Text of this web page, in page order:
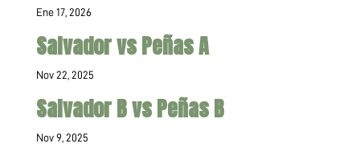
Ene 17, 2026
Salvador vs Peñas A
Nov 22, 2025
Salvador B vs Peñas B
Nov 9, 2025